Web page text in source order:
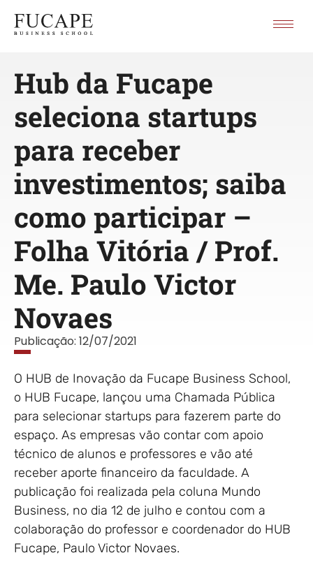
Hub da Fucape
seleciona startups
para receber
investimentos; saiba
como participar –
Folha Vitória / Prof.
Me. Paulo Victor
Novaes
Publicação: 12/07/2021
O HUB de Inovação da Fucape Business School,
o HUB Fucape, lançou uma Chamada Pública
para selecionar startups para fazerem parte do
espaço. As empresas vão contar com apoio
técnico de alunos e professores e vão até
receber aporte financeiro da faculdade. A
publicação foi realizada pela coluna Mundo
Business, no dia 12 de julho e contou com a
colaboração do professor e coordenador do HUB
Fucape, Paulo Victor Novaes.